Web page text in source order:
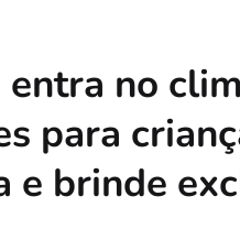
no
para
e brinde